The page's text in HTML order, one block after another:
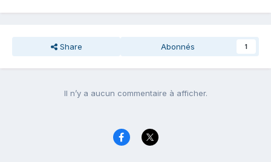
Share Abonnés 1
Il n’y a aucun commentaire à afficher.